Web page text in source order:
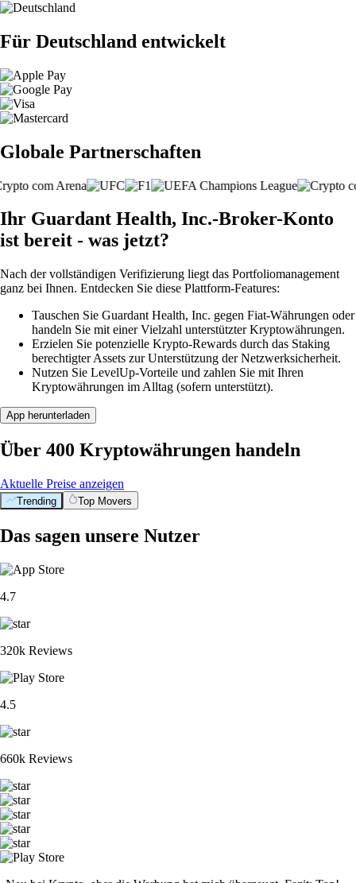
Für Deutschland entwickelt
Globale Partnerschaften
Ihr Guardant Health, Inc.-Broker-Konto
ist bereit - was jetzt?
Nach der vollständigen Verifizierung liegt das Portfoliomanagement
ganz bei Ihnen. Entdecken Sie diese Plattform-Features:
Tauschen Sie Guardant Health, Inc. gegen Fiat-Währungen oder
handeln Sie mit einer Vielzahl unterstützter Kryptowährungen.
Erzielen Sie potenzielle Krypto-Rewards durch das Staking
berechtigter Assets zur Unterstützung der Netzwerksicherheit.
Nutzen Sie LevelUp-Vorteile und zahlen Sie mit Ihren
Kryptowährungen im Alltag (sofern unterstützt).
App herunterladen
Über 400 Kryptowährungen handeln
Aktuelle Preise anzeigen
Trending Top Movers
Das sagen unsere Nutzer
4.7
320k Reviews
4.5
660k Reviews